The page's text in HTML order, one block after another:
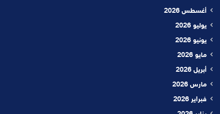
أغسطس 2026
يوليو 2026
يونيو 2026
مايو 2026
أبريل 2026
مارس 2026
فبراير 2026